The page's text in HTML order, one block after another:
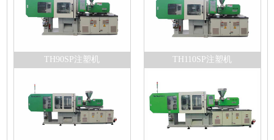
TH90SP注塑机 TH110SP注塑机